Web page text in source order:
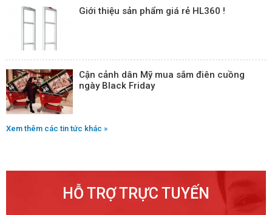
Giới thiệu sản phẩm giá rẻ HL360 !
Cận cảnh dân Mỹ mua sắm điên cuồng
ngày Black Friday
Xem thêm các tin tức khác »
HỖ TRỢ TRỰC TUYẾN